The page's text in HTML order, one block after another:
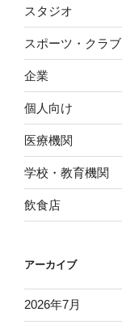
スタジオ
スポーツ・クラブ
企業
個人向け
医療機関
学校・教育機関
飲食店
アーカイブ
2026年7月